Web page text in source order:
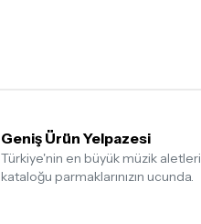
Geniş Ürün Yelpazesi
Türkiye'nin en büyük müzik aletleri
kataloğu parmaklarınızın ucunda.